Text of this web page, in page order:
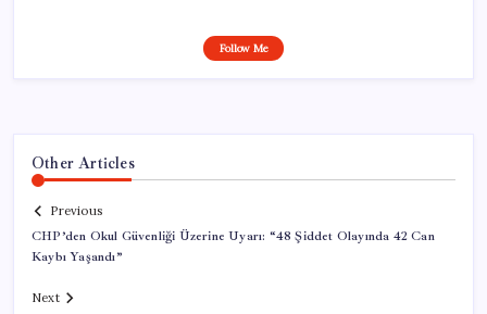
Follow Me
Other Articles
Previous
CHP’den Okul Güvenliği Üzerine Uyarı: “48 Şiddet Olayında 42 Can
Kaybı Yaşandı”
Next